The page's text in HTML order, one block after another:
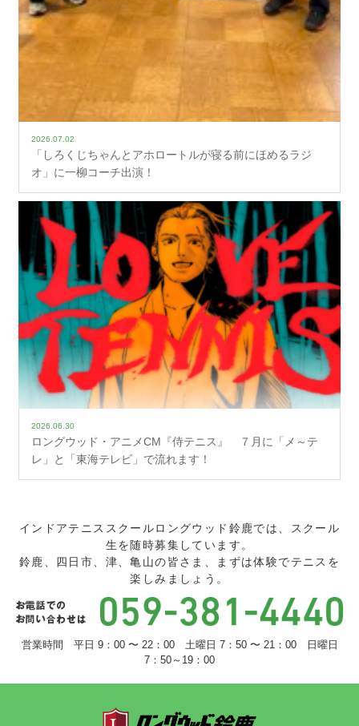
2026.07.02
「しろくじちゃんとアホロートルが寝る前にほめるラジ
オ」に一柳コーチ出演！
2026.06.30
ロングウッド・アニメCM『侍テニス』 ７月に「メ～テ
レ」と「東海テレビ」で流れます！
インドアテニススクールロングウッド鈴鹿では、スクール
生を随時募集しています。
鈴鹿、四日市、津、亀山の皆さま、まずは体験でテニスを
楽しみましょう。
営業時間 平日 9：00 〜 22：00 土曜日 7：50 〜 21：00 日曜日
7：50～19：00